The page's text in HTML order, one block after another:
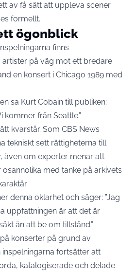
av få sätt att uppleva scener
formellt.
ögonblick
finns
på väg mot ett bredare
en konsert i Chicago 1989 med
sa Kurt Cobain till publiken:
kommer från Seattle.”
kvarstår. Som CBS News
tekniskt sett rättigheterna till
även om experter menar att
med tanke på arkivets
denna oklarhet och säger: ”Jag
uppfattningen är att det är
än att be om tillstånd.”
konserter på grund av
fortsätter att
katalogiserade och delade